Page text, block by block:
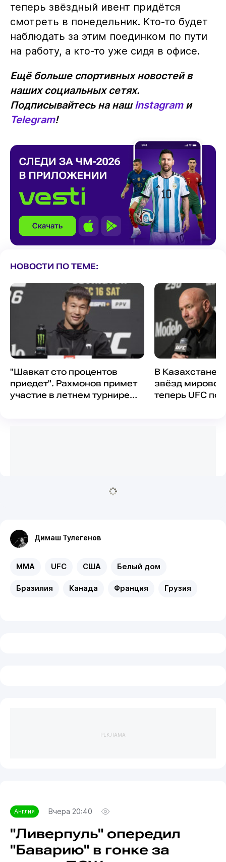
теперь звёздный ивент придётся
смотреть в понедельник. Кто-то будет
наблюдать за этим поединком по пути
на работу, а кто-то уже сидя в офисе.
Ещё больше спортивных новостей в
наших социальных сетях.
Подписывайтесь на нашInstagramи
Telegram!
НОВОСТИ ПО ТЕМЕ:
"Шавкат сто процентов
приедет". Рахмонов примет
участие в летнем турнире
В Казахстане
звёзд
теперь UFC
Димаш Тулегенов
MMA UFC США Белый дом
Бразилия Канада Франция Грузия
РЕКЛАМА
Англия Вчера 20:40
"Ливерпуль" опередил
"Баварию" в гонке за